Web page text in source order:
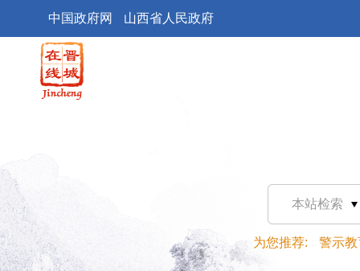
中国政府网 山西省人民政府
本站检索
为您推荐: 警示教